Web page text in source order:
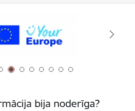
bija noderīga?